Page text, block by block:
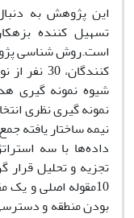
این پژوهش به
تسهیل ­کننده
است.روش ­شناسی
شیوه نمونه­ گیری
نمونه ­گیری نظری
نیمه ­ساختار یافته
داده‌ها با سه
تجزیه و تحلیل قرار
10مقوله اصلی و یک
بودن منطقه و